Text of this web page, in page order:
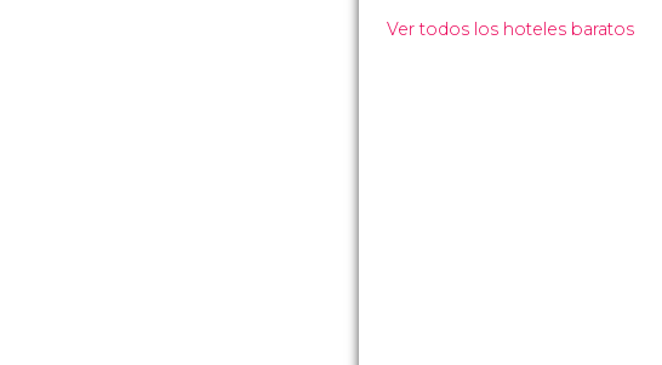
Ver todos los hoteles baratos